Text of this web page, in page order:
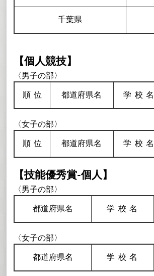
千葉県
【個人競技】
〈男子の部〉
順位 都道府県名 学校名
〈女子の部〉
順位 都道府県名 学校名
【技能優秀賞-個人】
〈男子の部〉
都道府県名 学校名
〈女子の部〉
都道府県名 学校名